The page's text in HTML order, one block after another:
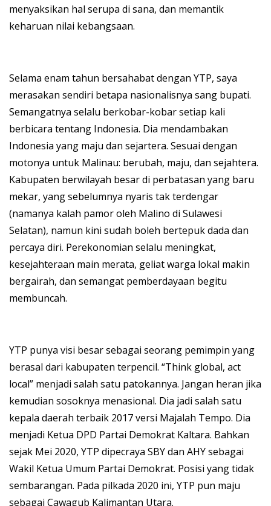
menyaksikan hal serupa di sana, dan memantik
keharuan nilai kebangsaan.
Selama enam tahun bersahabat dengan YTP, saya
merasakan sendiri betapa nasionalisnya sang bupati.
Semangatnya selalu berkobar-kobar setiap kali
berbicara tentang Indonesia. Dia mendambakan
Indonesia yang maju dan sejartera. Sesuai dengan
motonya untuk Malinau: berubah, maju, dan sejahtera.
Kabupaten berwilayah besar di perbatasan yang baru
mekar, yang sebelumnya nyaris tak terdengar
(namanya kalah pamor oleh Malino di Sulawesi
Selatan), namun kini sudah boleh bertepuk dada dan
percaya diri. Perekonomian selalu meningkat,
kesejahteraan main merata, geliat warga lokal makin
bergairah, dan semangat pemberdayaan begitu
membuncah.
YTP punya visi besar sebagai seorang pemimpin yang
berasal dari kabupaten terpencil. “Think global, act
local” menjadi salah satu patokannya. Jangan heran jika
kemudian sosoknya menasional. Dia jadi salah satu
kepala daerah terbaik 2017 versi Majalah Tempo. Dia
menjadi Ketua DPD Partai Demokrat Kaltara. Bahkan
sejak Mei 2020, YTP dipecraya SBY dan AHY sebagai
Wakil Ketua Umum Partai Demokrat. Posisi yang tidak
sembarangan. Pada pilkada 2020 ini, YTP pun maju
sebagai Cawagub Kalimantan Utara.